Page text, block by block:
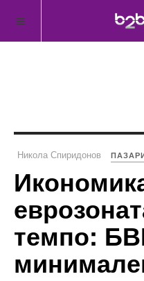
Никола Спиридонов
темпо: